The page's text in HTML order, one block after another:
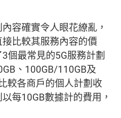
容確實令人眼花繚亂，
比較其服務內容的價
個最常見的5G服務計劃
、100GB/110GB及
較各商戶的個人計劃收
每10GB數據計的費用，